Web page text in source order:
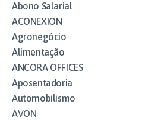
Abono Salarial
ACONEXION
Agronegócio
Alimentação
ANCORA OFFICES
Aposentadoria
Automobilismo
AVON